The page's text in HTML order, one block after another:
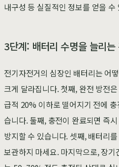
내구성 등 실질적인 정보를 얻을 수
3단계: 배터리 수명을 늘리
전기자전거의 심장인 배터리는 어
크게 달라집니다. 첫째, 완전 방전
급적 20% 이하로 떨어지기 전에
습니다. 둘째, 충전이 완료되면 즉
방지할 수 있습니다. 셋째, 배터리
보관하지 마세요. 마지막으로, 장